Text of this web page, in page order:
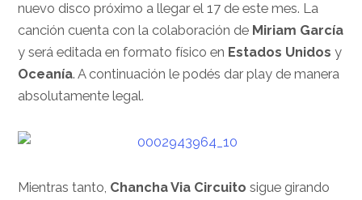
nuevo disco próximo a llegar el 17 de este mes. La
canción cuenta con la colaboración de Miriam García
y será editada en formato físico en Estados Unidos y
Oceanía. A continuación le podés dar play de manera
absolutamente legal.
Mientras tanto, Chancha Via Circuito sigue girando